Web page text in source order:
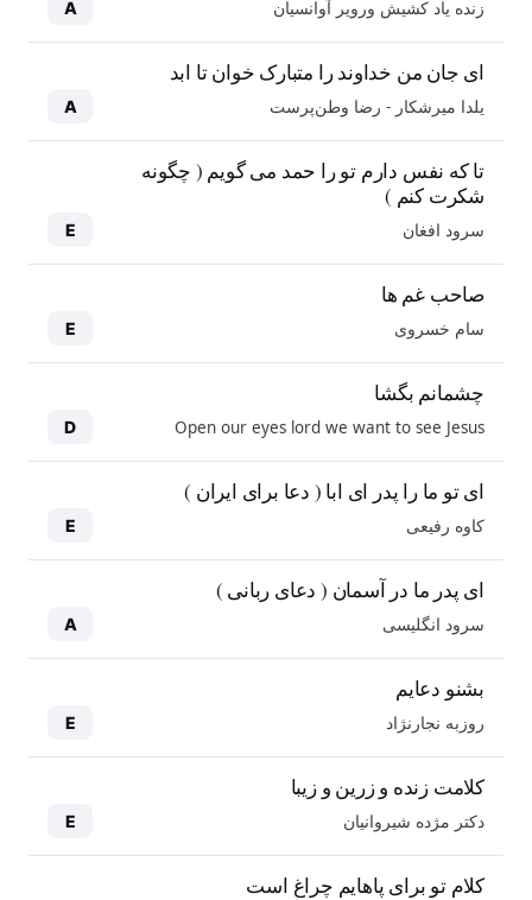
زنده یاد کشیش ورویر آوانسیان A
ای جان من خداوند را متبارک خوان تا ابد
یلدا میرشکار - رضا وطن‌پرست A
تا که نفس دارم تو را حمد می گویم ( چگونه
شکرت کنم )
سرود افغان E
صاحب غم ها
سام خسروی E
چشمانم بگشا
Open our eyes lord we want to see Jesus
D
ای تو ما را پدر ای ابا ( دعا برای ایران )
کاوه رفیعی E
ای پدر ما در آسمان ( دعای ربانی )
سرود انگلیسی A
بشنو دعایم
روزبه نجارنژاد E
کلامت زنده و زرین و زیبا
دکتر مژده شیروانیان E
کلام تو برای پاهایم چراغ است